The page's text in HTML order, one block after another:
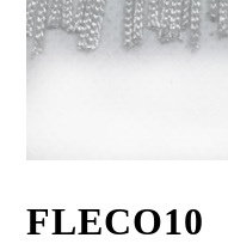
FLECO10